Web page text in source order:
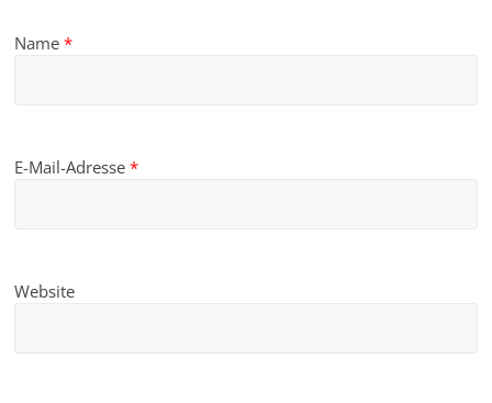
Name*
E-Mail-Adresse*
Website